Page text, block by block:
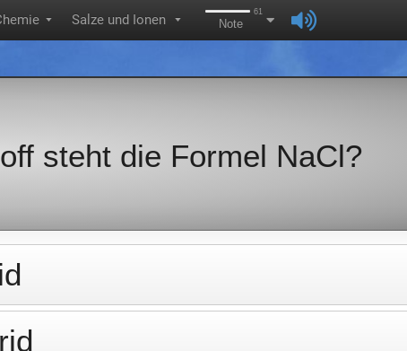
▼ Salze und Ionen ▼
61
Note
steht die Formel NaCl?